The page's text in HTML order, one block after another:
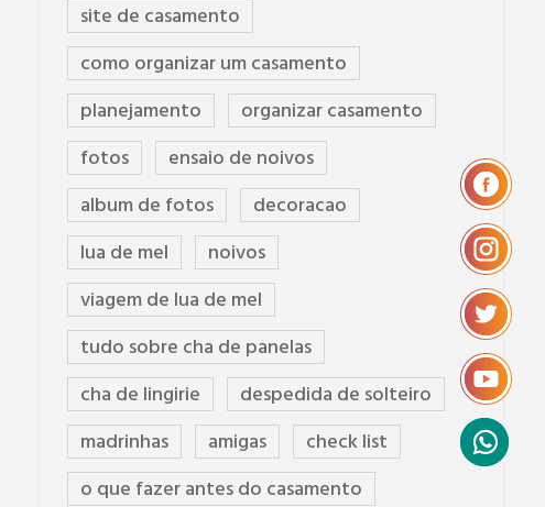
site de casamento
como organizar um casamento
planejamento
organizar casamento
fotos
ensaio de noivos
album de fotos
decoracao
lua de mel
noivos
viagem de lua de mel
tudo sobre cha de panelas
cha de lingirie
despedida de solteiro
madrinhas
amigas
check list
o que fazer antes do casamento